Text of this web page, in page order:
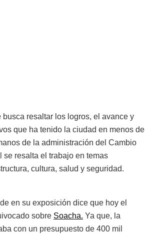
busca resaltar los logros, el avance y
que ha tenido la ciudad en menos de
de la administración del Cambio
se resalta el trabajo en temas
cultura, salud y seguridad.
en su exposición dice que hoy el
sobre Soacha. Ya que, la
con un presupuesto de 400 mil